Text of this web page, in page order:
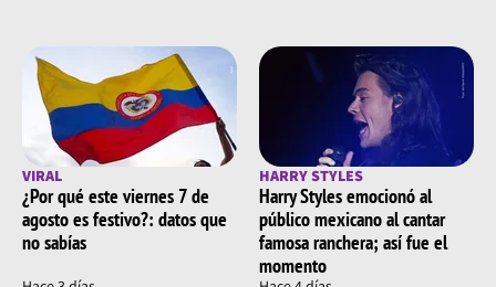
VIRAL
¿Por qué este viernes 7 de
agosto es festivo?: datos que
no sabías
HARRY STYLES
Harry Styles emocionó al
público mexicano al cantar
famosa ranchera; así fue el
momento